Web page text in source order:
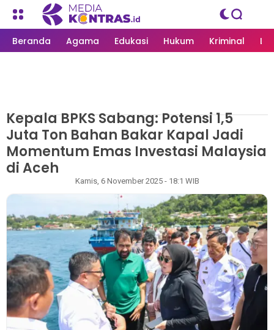
Beranda Agama Edukasi Hukum Kriminal
MEDIAKONTRAS.ID /PEMERINTAH
Kepala BPKS Sabang: Potensi 1,5
Juta Ton Bahan Bakar Kapal Jadi
Momentum Emas Investasi Malaysia
di Aceh
Kamis, 6 November 2025 - 18:1 WIB